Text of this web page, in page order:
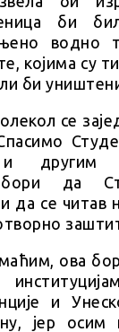
би
водно
којима су
би
се
и другим
бори да
да се
ова
и
јер